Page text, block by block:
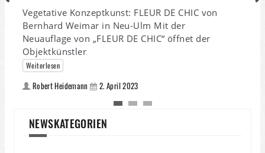
Vegetative Konzeptkunst: FLEUR DE CHIC von
Bernhard Weimar in Neu-Ulm Mit der
Neuauflage von „FLEUR DE CHIC“ öffnet der
Objektkünstler
Weiterlesen
Robert Heidemann 2. April 2023
NEWSKATEGORIEN